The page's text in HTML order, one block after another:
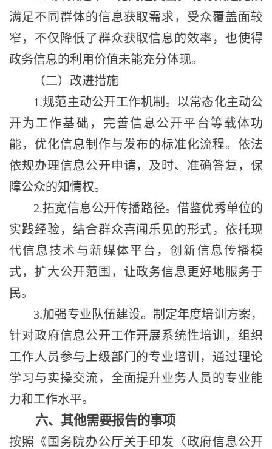
满足不同群体的信息获取需求，受众覆盖面较
窄，不仅降低了群众获取信息的效率，也使得
政务信息的利用价值未能充分体现。
（二）改进措施
1.规范主动公开工作机制。以常态化主动公
开为工作基础，完善信息公开平台等载体功
能，优化信息制作与发布的标准化流程。依法
依规办理信息公开申请，及时、准确答复，保
障公众的知情权。
2.拓宽信息公开传播路径。借鉴优秀单位的
实践经验，结合群众喜闻乐见的形式，依托现
代信息技术与新媒体平台，创新信息传播模
式，扩大公开范围，让政务信息更好地服务于
民。
3.加强专业队伍建设。制定年度培训方案，
针对政府信息公开工作开展系统性培训，组织
工作人员参与上级部门的专业培训，通过理论
学习与实操交流，全面提升业务人员的专业能
力和工作水平。
六、其他需要报告的事项
按照《国务院办公厅关于印发〈政府信息公开